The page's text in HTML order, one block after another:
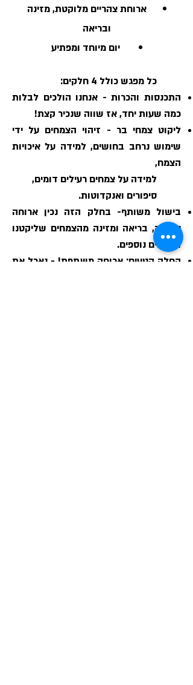
ארוחת צהריים מלוקטת, מזינה
ובריאה
יום מיוחד ומפתיע
כל מפגש כולל 4 חלקים:
התכנסות והכרות - אנחנו הולכים לבלות
כמה שעות יחד, אז שווה שנכיר קצת!
ליקוט צמחי בר - זיהוי הצמחים על ידי
שימוש נרחב בחושים, למידה על איכויות
הצמח,
למידה על צמחים רעילים דומים,
סיפורים ואנקדוטות.
בישול משותף- בחלק הזה נכין ארוחה
נפלאה, בריאה ומזינה מהצמחים שליקטנו
ומצרכים נוספים.
החלק הטעים: ארוחה משתפת! - נאכל את